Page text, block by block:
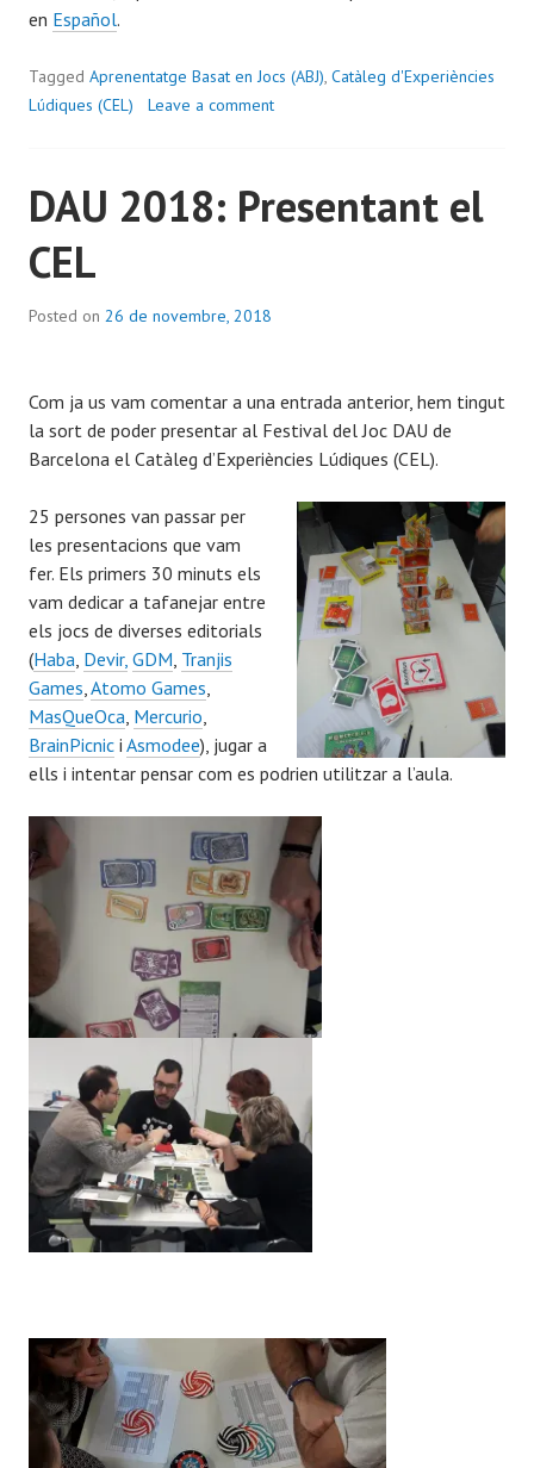
C
a
m
é
en Español.
Tagged Aprenentatge Basat en Jocs (ABJ), Catàleg d'Experiències
Lúdiques (CEL)
Leave a comment
DAU 2018: Presentant el
CEL
Posted on 26 de novembre, 2018
l
e
x
Com ja us vam comentar a una entrada anterior, hem tingut
la sort de poder presentar al Festival del Joc DAU de
Barcelona el Catàleg d’Experiències Lúdiques (CEL).
25 persones van passar per
les presentacions que vam
fer. Els primers 30 minuts els
vam dedicar a tafanejar entre
els jocs de diverses editorials
(Haba, Devir, GDM, Tranjis
Games,Atomo Games,
MasQueOca, Mercurio,
BrainPicnic i Asmodee), jugar a
ells i intentar pensar com es podrien utilitzar a l’aula.